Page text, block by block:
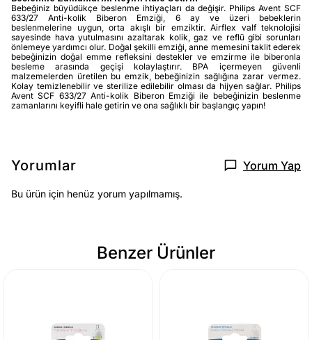
Bebeğiniz büyüdükçe beslenme ihtiyaçları da değişir. Philips Avent SCF
633/27 Anti-kolik Biberon Emziği, 6 ay ve üzeri bebeklerin
beslenmelerine uygun, orta akışlı bir emziktir. Airflex valf teknolojisi
sayesinde hava yutulmasını azaltarak kolik, gaz ve reflü gibi sorunları
önlemeye yardımcı olur. Doğal şekilli emziği, anne memesini taklit ederek
bebeğinizin doğal emme refleksini destekler ve emzirme ile biberonla
besleme arasında geçişi kolaylaştırır. BPA içermeyen güvenli
malzemelerden üretilen bu emzik, bebeğinizin sağlığına zarar vermez.
Kolay temizlenebilir ve sterilize edilebilir olması da hijyen sağlar. Philips
Avent SCF 633/27 Anti-kolik Biberon Emziği ile bebeğinizin beslenme
zamanlarını keyifli hale getirin ve ona sağlıklı bir başlangıç yapın!
Yorumlar Yorum Yap
Bu ürün için henüz yorum yapılmamış.
Benzer Ürünler